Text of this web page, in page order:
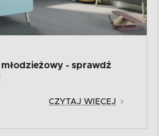
- sprawdź
CZYTAJ WIĘCEJ